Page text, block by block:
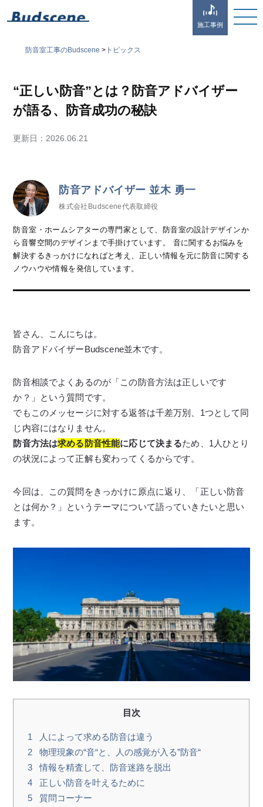
施工事例
防音室工事のBudscene >トピックス
“正しい防音”とは？防音アドバイザー
が語る、防音成功の秘訣
更新日： 2026.06.21
防音アドバイザー 並木 勇一
株式会社Budscene代表取締役
防音室・ホームシアターの専門家として、防音室の設計デザインか
ら音響空間のデザインまで手掛けています。 音に関するお悩みを
解決するきっかけになればと考え、正しい情報を元に防音に関する
ノウハウや情報を発信しています。
皆さん、こんにちは。
防音アドバイザーBudscene並木です。
防音相談でよくあるのが「この防音方法は正しいです
か？」という質問です。
でもこのメッセージに対する返答は千差万別、1つとして同
じ内容にはなりません。
防音方法は求める防音性能に応じて決まるため、1人ひとり
の状況によって正解も変わってくるからです。
今回は、この質問をきっかけに原点に返り、「正しい防音
とは何か？」というテーマについて語っていきたいと思い
ます。
目次
1
人によって求める防音は違う
2
物理現象の“音“と、人の感覚が入る”防音“
3
情報を精査して、防音迷路を脱出
4
正しい防音を叶えるために
5
質問コーナー